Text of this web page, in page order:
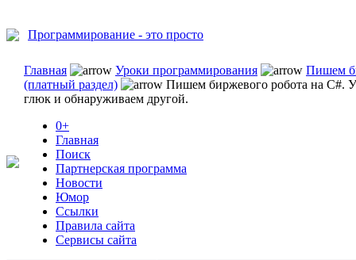
Программирование - это просто
Главная Уроки программирования
Пишем
(платный раздел)
Пишем биржевого робота на C#.
глюк и обнаруживаем другой.
0+
Главная
Поиск
Партнерская программа
Новости
Юмор
Ссылки
Правила сайта
Сервисы сайта